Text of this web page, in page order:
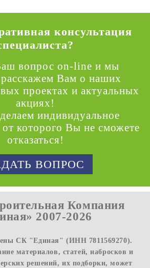
консультация
вопрос on-line и мы
Вам о наших
проектах и актуальных
акциях!
индивидуальное
которого Вы не сможете
отказаться!
ВОПРОС
Компания
2007-2026
СК "Единая" (ИНН 7811569270).
материалов, статей, набросков и
решений, их подборки, может